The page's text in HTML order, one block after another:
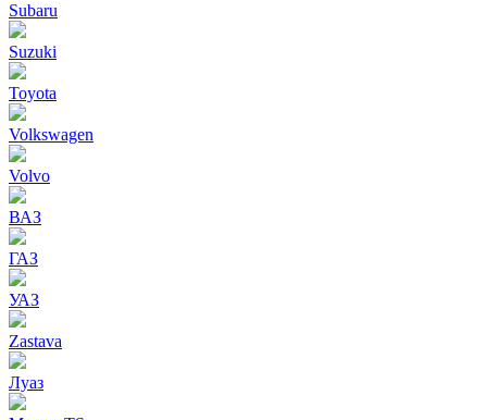
Subaru
Suzuki
Toyota
Volkswagen
Volvo
ВАЗ
ГАЗ
УАЗ
Zastava
Луаз